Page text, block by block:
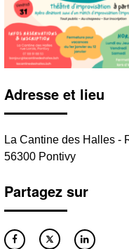
Adresse et lieu
La Cantine des Halles -
56300 Pontivy
Partagez sur